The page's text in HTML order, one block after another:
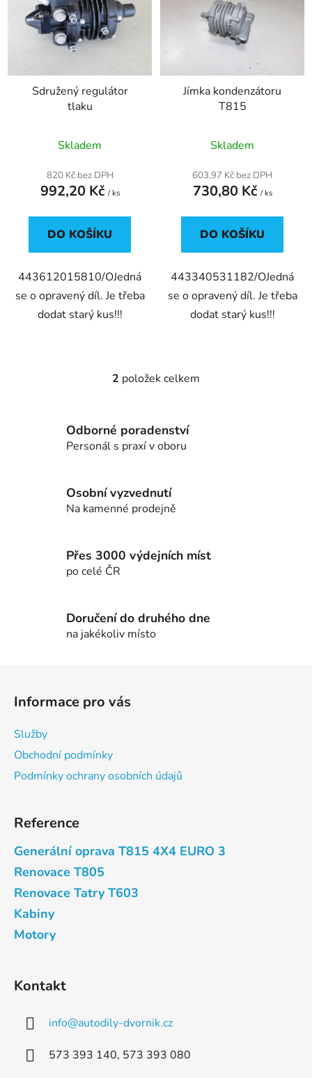
d
u
t
s
r
Sdružený regulátor
tlaku
Skladem
820 Kč bez DPH
992,20 Kč / ks
DO KOŠÍKU
443612015810/OJedná
se o opravený díl. Je třeba
dodat starý kus!!!
Jímka kondenzátoru
T815
Skladem
603,97 Kč bez DPH
730,80 Kč / ks
DO KOŠÍKU
443340531182/OJedná
se o opravený díl. Je třeba
dodat starý kus!!!
O
á
d
í
p
k
p
i
2 položek celkem
Odborné poradenství
Personál s praxí v oboru
Osobní vyzvednutí
Na kamenné prodejně
Přes 3000 výdejních míst
po celé ČR
Doručení do druhého dne
na jakékoliv místo
Informace pro vás
Služby
Obchodní podmínky
Podmínky ochrany osobních údajů
Reference
Generální oprava T815 4X4 EURO 3
Renovace T805
Renovace Tatry T603
Kabiny
Motory
Kontakt
info@autodily-dvornik.cz
573 393 140, 573 393 080